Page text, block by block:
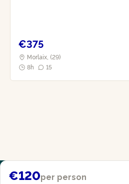
€375
Morlaix, (29)
8h
15
€120per person